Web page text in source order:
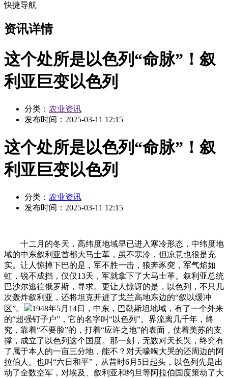
快捷导航
资讯详情
这个处所是以色列“命脉”！叙
利亚巨变以色列
分类： 农业资讯
发布时间： 2025-03-11 12:15
这个处所是以色列“命脉”！叙
利亚巨变以色列
分类： 农业资讯
发布时间： 2025-03-11 12:15
十二月的冬天，高纬度地域早已进入寒冷形态，中纬度地
域的中东叙利亚首都大马士革，虽不寒冷，但凉意也很是充
实。让人惊掉下巴的是，军不胜一击，狼奔豕突，军气焰如
虹，锐不成挡，仅仅13天，军就拿下了大马士革。叙利亚总统
巴沙尔逃往俄罗斯，寻求。更让人惊讶的是，以色列，不只几
次轰炸叙利亚，还将坦克开进了戈兰高地东边的“叙以缓冲
区”。
1948年5月14日，中东，巴勒斯坦地域，有了一个外来
的“超强钉子户”，它的名字叫“以色列”。界流离几千年，终
究，靠着“不要脸”的，打着“应许之地”的表面，仗着美苏的支
撑，成立了以色列这个国度。那一刻，无数对天长哭，终究有
了属于本人的一亩三分地，能不？对天嚎啕大哭的还周边的阿
拉伯人。也叫“六日和平”，从昔时6月5日起头，以色列先是出
动了全数空军，对埃及、叙利亚和约旦等阿拉伯国度策动了大